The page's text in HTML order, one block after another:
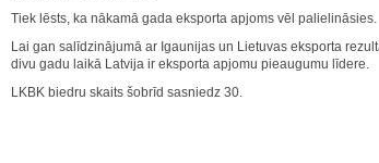
Tiek lēsts, ka nākamā gada eksporta apjoms vēl palielināsies.
Lai gan salīdzinājumā ar Igaunijas un Lietuvas eksporta
divu gadu laikā Latvija ir eksporta apjomu pieaugumu līdere.
LKBK biedru skaits šobrīd sasniedz 30.